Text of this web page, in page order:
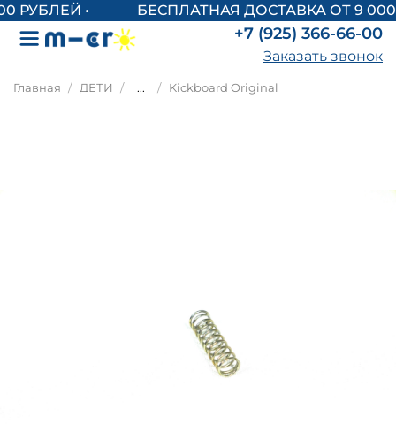
БЕСПЛАТНАЯ ДОСТАВКА ОТ 9 000
+7 (925) 366-66-00
Заказать звонок
Главная ДЕТИ ... Kickboard Original